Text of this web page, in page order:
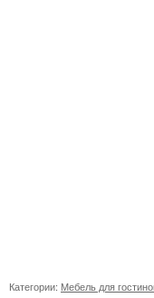
Категории: Мебель для